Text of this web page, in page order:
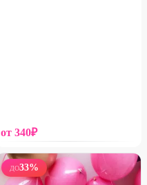
2480
25%
от 340₽
ДО33%